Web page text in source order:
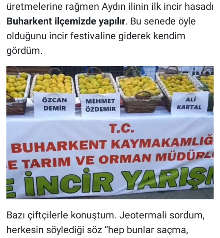
üretmelerine rağmen Aydın ilinin ilk incir hasadı
Buharkent ilçemizde yapılır. Bu senede öyle
olduğunu incir festivaline giderek kendim
gördüm.
Bazı çiftçilerle konuştum. Jeotermali sordum,
herkesin söylediği söz “hep bunlar saçma,